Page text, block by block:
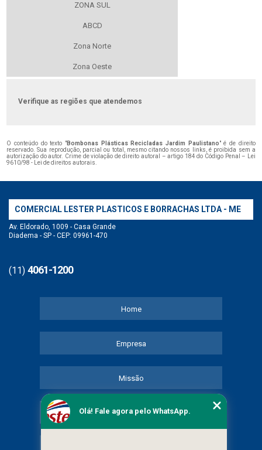
ZONA SUL
ABCD
Zona Norte
Zona Oeste
Verifique as regiões que atendemos
O conteúdo do texto "Bombonas Plásticas Recicladas Jardim Paulistano" é de direito
reservado. Sua reprodução, parcial ou total, mesmo citando nossos links, é proibida sem a
autorização do autor. Crime de violação de direito autoral – artigo 184 do Código Penal – Lei
9610/98 - Lei de direitos autorais.
COMERCIAL LESTER PLASTICOS E BORRACHAS LTDA - ME
Av. Eldorado, 1009 - Casa Grande
Diadema - SP - CEP: 09961-470
(11) 4061-1200
Home
Empresa
Missão
Serviços
Olá! Fale agora pelo WhatsApp.